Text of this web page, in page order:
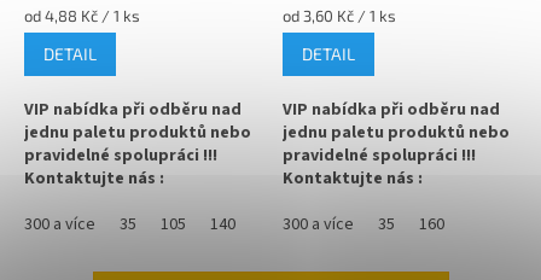
Měrná
cena:
od 4,88 Kč / 1 ks
DETAIL
VIP nabídka při odběru nad
jednu paletu produktů nebo
pravidelné spolupráci !!!
Kontaktujte nás :
Twist Off TO 53 vhodná pro
300 a více 35 105 140
Měrná
cena:
od 3,60 Kč / 1 ks
DETAIL
VIP nabídka při odběru nad
jednu paletu produktů nebo
pravidelné spolupráci !!!
Kontaktujte nás :
ml STURZ s rovnou vnitřní
300 a více 35 160